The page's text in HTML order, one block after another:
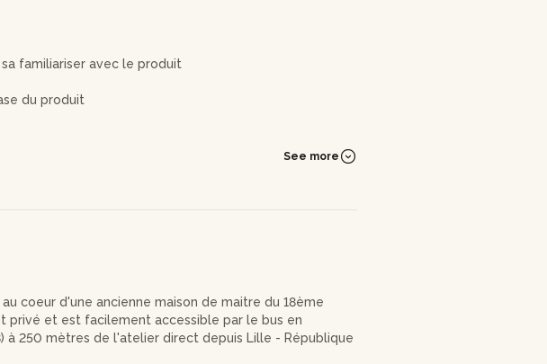
familiariser avec le produit
du produit
?
les ingrédients utilisés ? gré
eau et café
See more
coeur d'une ancienne maison de maitre du 18ème
privé et est facilement accessible par le bus en
à 250 mètres de l'atelier direct depuis Lille - République